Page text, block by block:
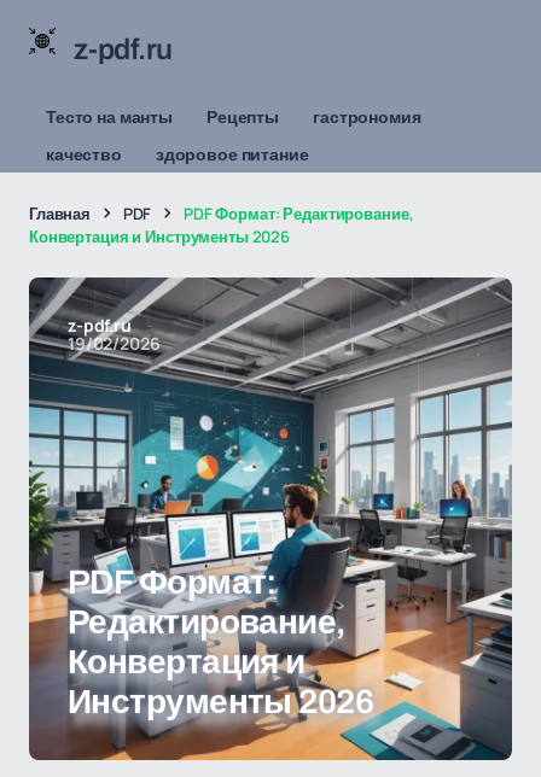
z-pdf.ru
Тесто на манты Рецепты
гастрономия
качество
здоровое питание
Главная PDF
PDF Формат: Редактирование,
Конвертация и Инструменты 2026
z-pdf.ru
19/02/2026
PDF Формат:
Редактирование,
Конвертация и
Инструменты 2026